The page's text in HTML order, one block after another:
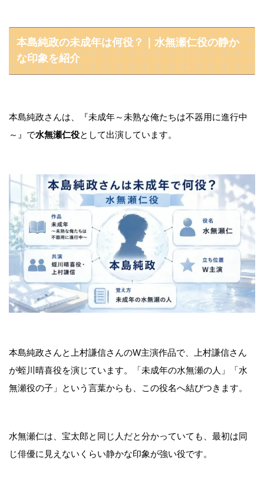
本島純政の未成年は何役？｜水無瀬仁役の静か
な印象を紹介
本島純政さんは、『未成年～未熟な俺たちは不器用に進行中
～』で水無瀬仁役として出演しています。
本島純政さんと上村謙信さんのW主演作品で、上村謙信さん
が蛭川晴喜役を演じています。「未成年の水無瀬の人」「水
無瀬役の子」という言葉からも、この役名へ結びつきます。
水無瀬仁は、宝太郎と同じ人だと分かっていても、最初は同
じ俳優に見えないくらい静かな印象が強い役です。